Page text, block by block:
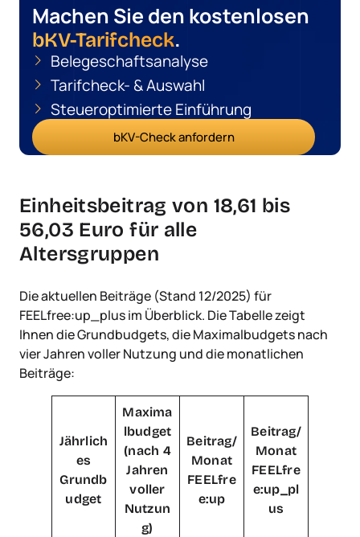
Machen Sie den kostenlosen
bKV-Tarifcheck.
Belegeschaftsanalyse
Tarifcheck- & Auswahl
Steueroptimierte Einführung
bKV-Check anfordern
Einheitsbeitrag von 18,61 bis
56,03 Euro für alle
Altersgruppen
Die aktuellen Beiträge (Stand 12/2025) für
FEELfree:up_plus im Überblick. Die Tabelle zeigt
Ihnen die Grundbudgets, die Maximalbudgets nach
vier Jahren voller Nutzung und die monatlichen
Beiträge:
Jährlich
es
Grundb
udget
Maxima
lbudget
(nach 4
Jahren
voller
Nutzun
g)
Beitrag/
Monat
FEELfre
e:up
Beitrag/
Monat
FEELfre
e:up_pl
us